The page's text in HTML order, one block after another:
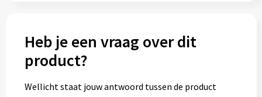
Heb je een vraag over dit
product?
Wellicht staat jouw antwoord tussen de product